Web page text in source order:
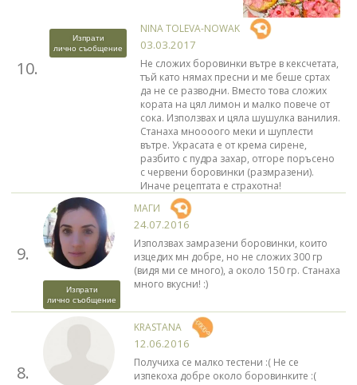
10.
Изпрати
лично съобщение
NINA TOLEVA-NOWAK
03.03.2017
Не сложих боровинки вътре в кексчетата,
тъй като нямах пресни и ме беше сртах
да не се разводни. Вместо това сложих
кората на цял лимон и малко повече от
сока. Използвах и цяла шушулка ванилия.
Станаха мноооого меки и шуплести
вътре. Украсата е от крема сирене,
разбито с пудра захар, отгоре поръсено
с червени боровинки (размразени).
Иначе рецептата е страхотна!
9.
Изпрати
лично съобщение
МАГИ
24.07.2016
Използвах замразени боровинки, които
изцедих мн добре, но не сложих 300 гр
(видя ми се много), а около 150 гр. Станаха
много вкусни! :)
8.
KRASTANA
12.06.2016
Получиха се малко тестени :( Не се
изпекоха добре около боровинките :(